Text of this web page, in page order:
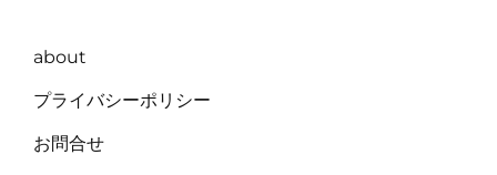
about
プライバシーポリシー
お問合せ